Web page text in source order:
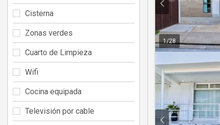
1 /28
Cisterna
Zonas verdes
Cuarto de Limpieza
Wifi
Cocina equipada
Televisión por cable